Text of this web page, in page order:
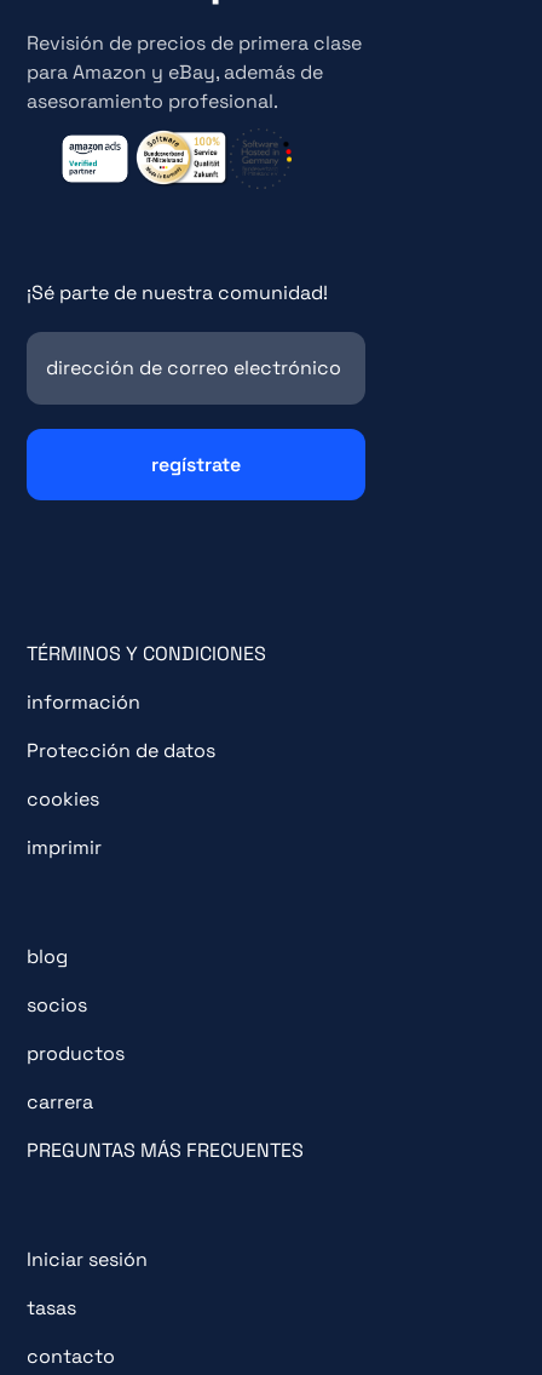
Revisión de precios de primera clase
para Amazon y eBay, además de
asesoramiento profesional.
¡Sé parte de nuestra comunidad!
TÉRMINOS Y CONDICIONES
información
Protección de datos
cookies
imprimir
blog
socios
productos
carrera
PREGUNTAS MÁS FRECUENTES
Iniciar sesión
tasas
contacto